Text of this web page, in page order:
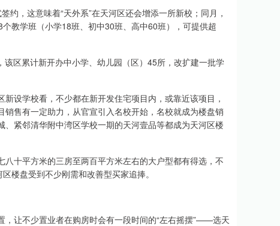
，这意味着“天外系”在天河区还会增添一所新校；同月，
教学班（小学18班、初中30班、高中60班），可提供超
区累计新开办中小学、幼儿园（区）45所，改扩建一批学
设学校看，不少都在新开发住宅项目内，或靠近该项目，
售有一定助力，从官宣引入名校开始，名校就成为楼盘销
紧邻清华附中湾区学校一期的天河壹品等都成为天河区楼
十平方米的三房至两百平方米左右的大户型都有得选，不
楼盘受到不少刚需和改善型买家追捧。
让不少置业者在购房时会有一段时间的“左右摇摆”——选天